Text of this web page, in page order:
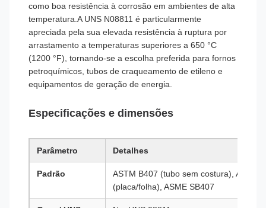
como boa resistência à corrosão em ambientes de alta
temperatura.A UNS N08811 é particularmente
apreciada pela sua elevada resistência à ruptura por
arrastamento a temperaturas superiores a 650 °C
(1200 °F), tornando-se a escolha preferida para fornos
petroquímicos, tubos de craqueamento de etileno e
equipamentos de geração de energia.
Especificações e dimensões
Parâmetro Detalhes
Padrão
ASTM B407 (tubo sem costura), ASTM
(placa/folha), ASME SB407